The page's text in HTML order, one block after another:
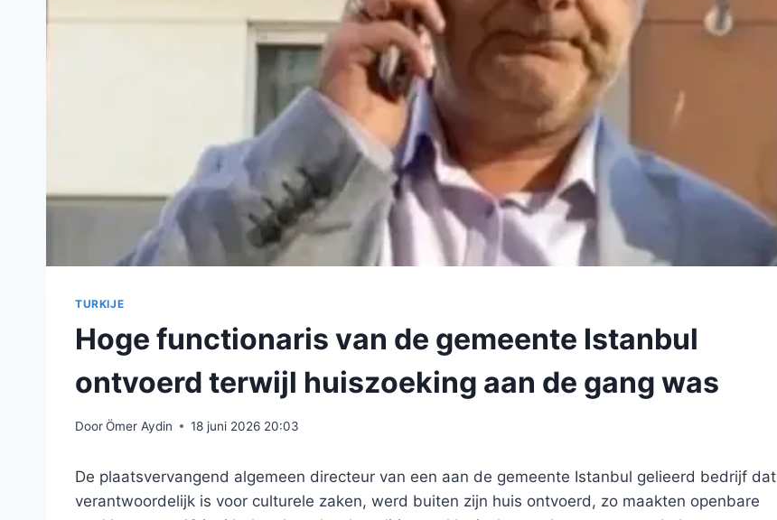
TURKIJE
Hoge functionaris van de gemeente Istanbul
ontvoerd terwijl huiszoeking aan de gang was
DoorÖmer Aydin 18 juni 2026 20:03
De plaatsvervangend algemeen directeur van een aan de gemeente Istanbul gelieerd bedrijf dat
verantwoordelijk is voor culturele zaken, werd buiten zijn huis ontvoerd, zo maakten openbare